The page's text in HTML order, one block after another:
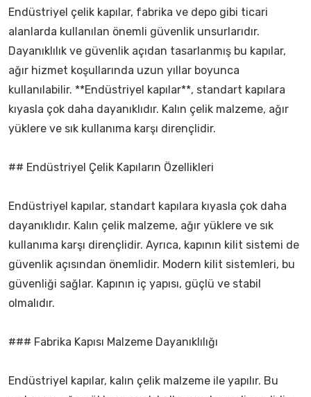
Endüstriyel çelik kapılar, fabrika ve depo gibi ticari
alanlarda kullanılan önemli güvenlik unsurlarıdır.
Dayanıklılık ve güvenlik açıdan tasarlanmış bu kapılar,
ağır hizmet koşullarında uzun yıllar boyunca
kullanılabilir. **Endüstriyel kapılar**, standart kapılara
kıyasla çok daha dayanıklıdır. Kalın çelik malzeme, ağır
yüklere ve sık kullanıma karşı dirençlidir.
## Endüstriyel Çelik Kapıların Özellikleri
Endüstriyel kapılar, standart kapılara kıyasla çok daha
dayanıklıdır. Kalın çelik malzeme, ağır yüklere ve sık
kullanıma karşı dirençlidir. Ayrıca, kapının kilit sistemi de
güvenlik açısından önemlidir. Modern kilit sistemleri, bu
güvenliği sağlar. Kapının iç yapısı, güçlü ve stabil
olmalıdır.
### Fabrika Kapısı Malzeme Dayanıklılığı
Endüstriyel kapılar, kalın çelik malzeme ile yapılır. Bu